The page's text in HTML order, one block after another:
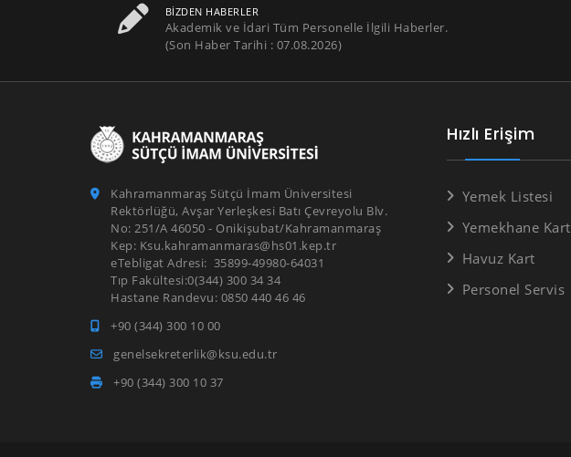
BIZDEN HABERLER
Akademik ve İdari Tüm Personelle İlgili Haberler.
(Son Haber Tarihi : 07.08.2026)
Kahramanmaraş Sütçü İmam Üniversitesi
Rektörlüğü, Avşar Yerleşkesi Batı Çevreyolu Blv.
No: 251/A 46050 - Onikişubat/Kahramanmaraş
Kep: Ksu.kahramanmaras@hs01.kep.tr
eTebligat Adresi: 35899-49980-64031
Tıp Fakültesi:0(344) 300 34 34
Hastane Randevu: 0850 440 46 46
+90 (344) 300 10 00
genelsekreterlik@ksu.edu.tr
+90 (344) 300 10 37
Hızlı Erişim
Yemek Listesi
Yemekhane Kart
Havuz Kart
Personel Servis